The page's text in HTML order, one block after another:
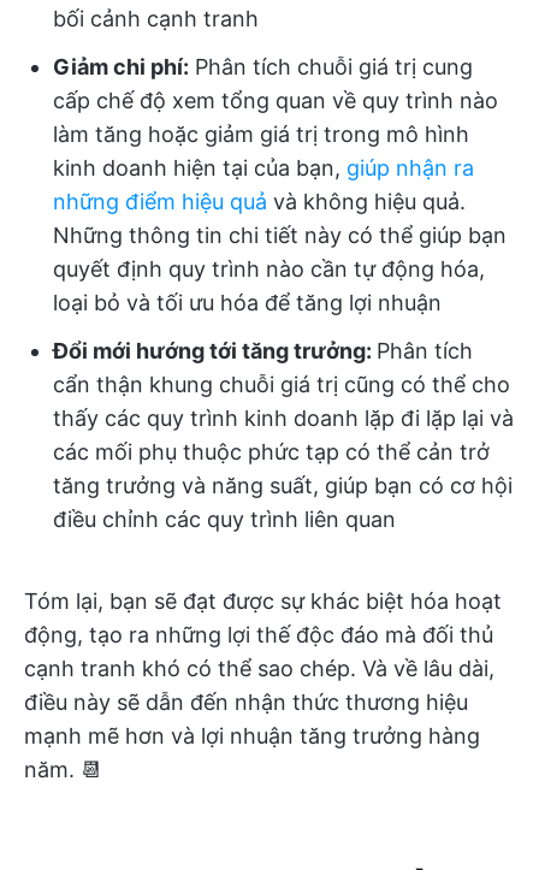
bối cảnh cạnh tranh
Giảm chi phí: Phân tích chuỗi giá trị cung
cấp chế độ xem tổng quan về quy trình nào
làm tăng hoặc giảm giá trị trong mô hình
kinh doanh hiện tại của bạn, giúp nhận ra
những điểm hiệu quả và không hiệu quả.
Những thông tin chi tiết này có thể giúp bạn
quyết định quy trình nào cần tự động hóa,
loại bỏ và tối ưu hóa để tăng lợi nhuận
Đổi mới hướng tới tăng trưởng: Phân tích
cẩn thận khung chuỗi giá trị cũng có thể cho
thấy các quy trình kinh doanh lặp đi lặp lại và
các mối phụ thuộc phức tạp có thể cản trở
tăng trưởng và năng suất, giúp bạn có cơ hội
điều chỉnh các quy trình liên quan
Tóm lại, bạn sẽ đạt được sự khác biệt hóa hoạt
động, tạo ra những lợi thế độc đáo mà đối thủ
cạnh tranh khó có thể sao chép. Và về lâu dài,
điều này sẽ dẫn đến nhận thức thương hiệu
mạnh mẽ hơn và lợi nhuận tăng trưởng hàng
năm. 📆